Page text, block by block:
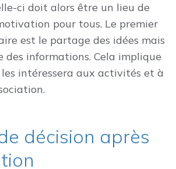
ci doit alors être un lieu de
pour tous. Le premier
est le partage des idées mais
des informations. Cela implique
intéressera aux activités et à
décision après